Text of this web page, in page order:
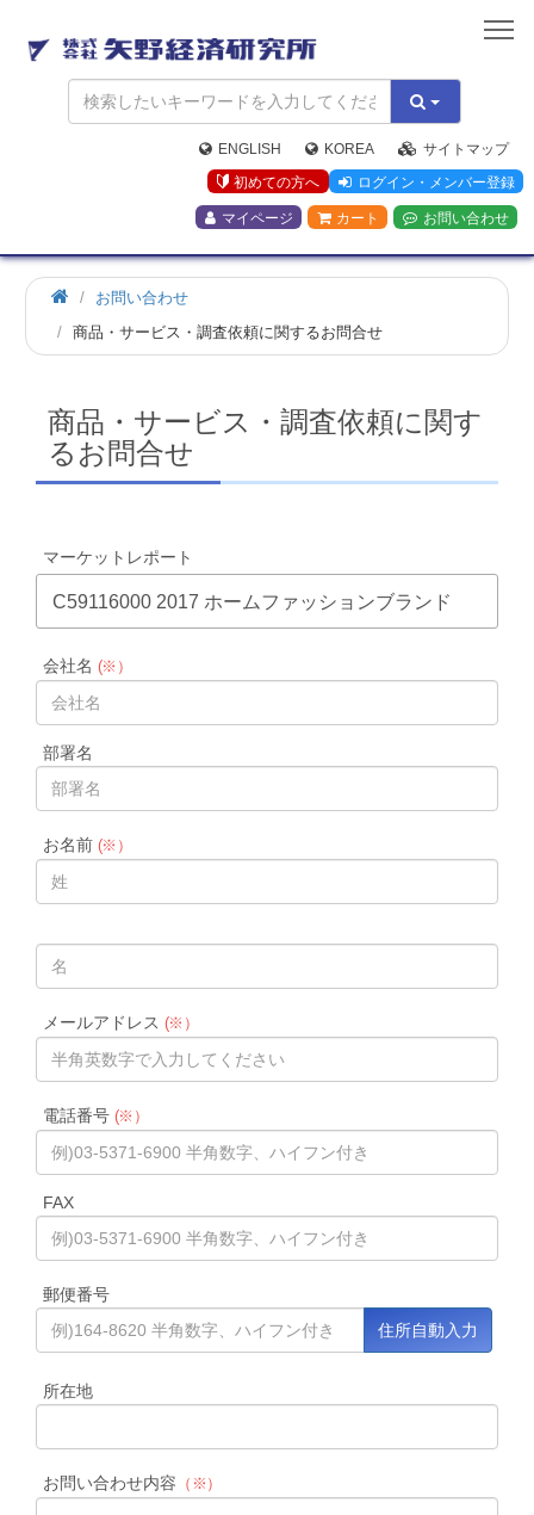
矢
野
経
済
研
究
所
ENGLISH KOREA
サイトマップ
初めての方へ
ログイン・メンバー登録
マイページ カート お問い合わせ
お問い合わせ
商品・サービス・調査依頼に関するお問合せ
商品・サービス・調査依頼に関す
るお問合せ
マーケットレポート
C59116000 2017 ホームファッションブランド
会社名 (※）
部署名
お名前(※）
メールアドレス (※）
電話番号(※）
FAX
郵便番号
所在地
お問い合わせ内容 （※）